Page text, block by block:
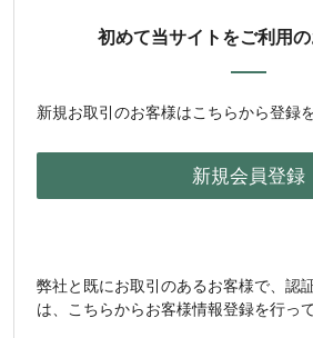
初めて当サイトをご利用
新規お取引のお客様はこちらから登録
弊社と既にお取引のあるお客様で、認
は、こちらからお客様情報登録を行っ